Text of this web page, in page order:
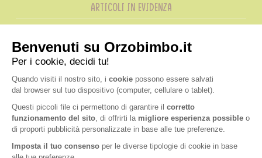
ARTICOLI IN EVIDENZA
SHOP
ORDINI TELEFONICI
800 018 124
® Orzobimbo P.IVA IT02787970124 | Nutrition & Santé Italia S.p.A. a socio unico,